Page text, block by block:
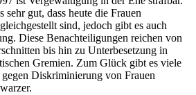
gut, dass heute die Frauen
sind, jedoch gibt es auch
Diese Benachteiligungen reichen von
bis hin zu Unterbesetzung in
Gremien. Zum Glück gibt es viele
Diskriminierung von Frauen